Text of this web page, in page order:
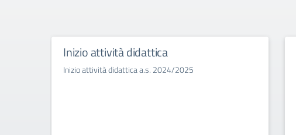
Inizio attività didattica
Inizio attività didattica a.s. 2024/2025